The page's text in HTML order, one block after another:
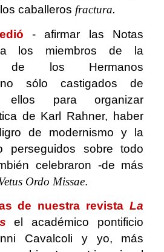
caballeros fractura.
- afirmar las Notas
los miembros de la
de los Hermanos
no sólo castigados de
ellos para organizar
de Karl Rahner, haber
de modernismo y la
perseguidos sobre todo
celebraron -de más
Ordo Missae.
de nuestra revistaLa
el académico pontificio
Cavalcoli y yo, más